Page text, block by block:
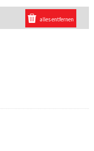
alles entfernen